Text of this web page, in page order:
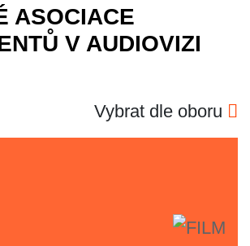
ASOCIACE
V AUDIOVIZI
Vybrat dle oboru